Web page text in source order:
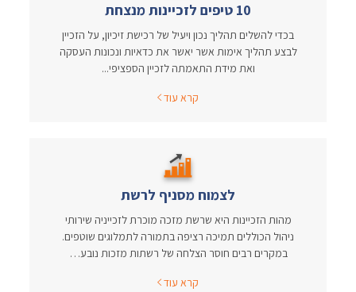
10 טיפים לזכיינות מנצחת
בכדי להשלים תהליך נכון ויעיל של רכישת זיכיון, על הזכיין
לבצע תהליך אימות אשר יאשר את כדאיות ונכונות העסקה
ואת מידת התאמתה לזכיין הספציפי...
קרא עוד
לצמוח מסניף לרשת
מהות הזכיינות היא שרשת מזכה מוכרת לזכייניה שירותי
ניהול הכוללים תמיכה רציפה בתמורה לתמלוגים שוטפים.
במקרים רבים חוסר הצלחה של רשתות מזכות נובע…
קרא עוד